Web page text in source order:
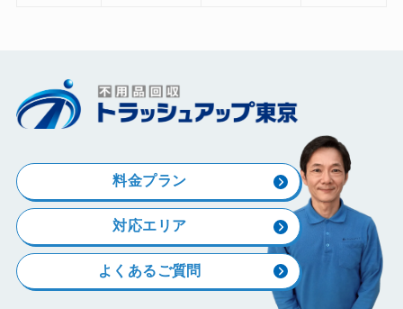
料金プラン
対応エリア
よくあるご質問